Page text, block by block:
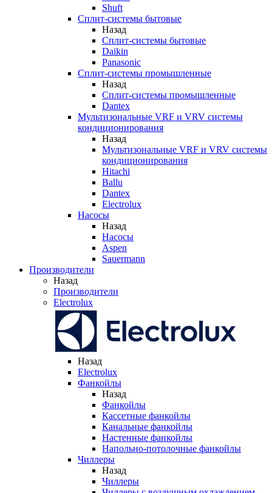
Shuft
Сплит-системы бытовые
Назад
Сплит-системы бытовые
Daikin
Panasonic
Сплит-системы промышленные
Назад
Сплит-системы промышленные
Dantex
Мультизональные VRF и VRV системы
кондиционирования
Назад
Мультизональные VRF и VRV системы
кондиционирования
Hitachi
Ballu
Dantex
Electrolux
Насосы
Назад
Насосы
Aspen
Sauermann
Производители
Назад
Производители
Electrolux
Назад
Electrolux
Фанкойлы
Назад
Фанкойлы
Кассетные фанкойлы
Канальные фанкойлы
Настенные фанкойлы
Напольно-потолочные фанкойлы
Чиллеры
Назад
Чиллеры